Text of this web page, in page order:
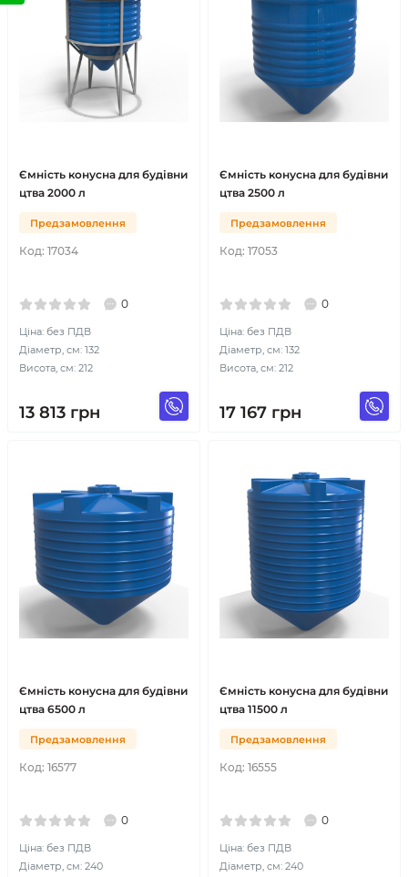
Ємність конусна для будівни
цтва 2000 л
Код: 17034
Предзамовлення
0
Ціна: без ПДВ
Діаметр, см: 132
Висота, см: 212
13 813 грн
Ємність конусна для будівни
цтва 2500 л
Код: 17053
Предзамовлення
0
Ціна: без ПДВ
Діаметр, см: 132
Висота, см: 212
17 167 грн
Ємність конусна для будівни
цтва 6500 л
Код: 16577
Предзамовлення
0
Ціна: без ПДВ
Діаметр, см: 240
Ємність конусна для будівни
цтва 11500 л
Код: 16555
Предзамовлення
0
Ціна: без ПДВ
Діаметр, см: 240